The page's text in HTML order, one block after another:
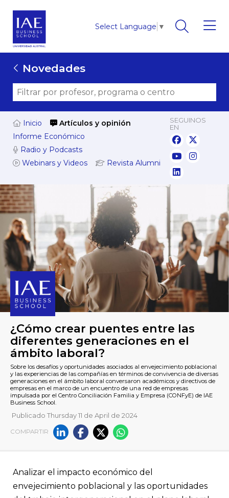
Select Language ▼
Novedades
Inicio
Artículos y opinión
Informe Económico
Radio y Podcasts
Webinars y Videos
Revista Alumni
SEGUINOS
EN
¿Cómo crear puentes entre
diferentes generaciones en
ámbito laboral?
y las experiencias de las compañías en términos de
generaciones en el ámbito laboral conversaron académicos y
empresas en el marco de un encuentro de una red de
impulsada por el Centro Conciliación Familia y Empresa
Publicado Thursday 11 de April de 2024
COMPARTIR
Analizar el impacto económico del
envejecimiento poblacional y las oportunidades